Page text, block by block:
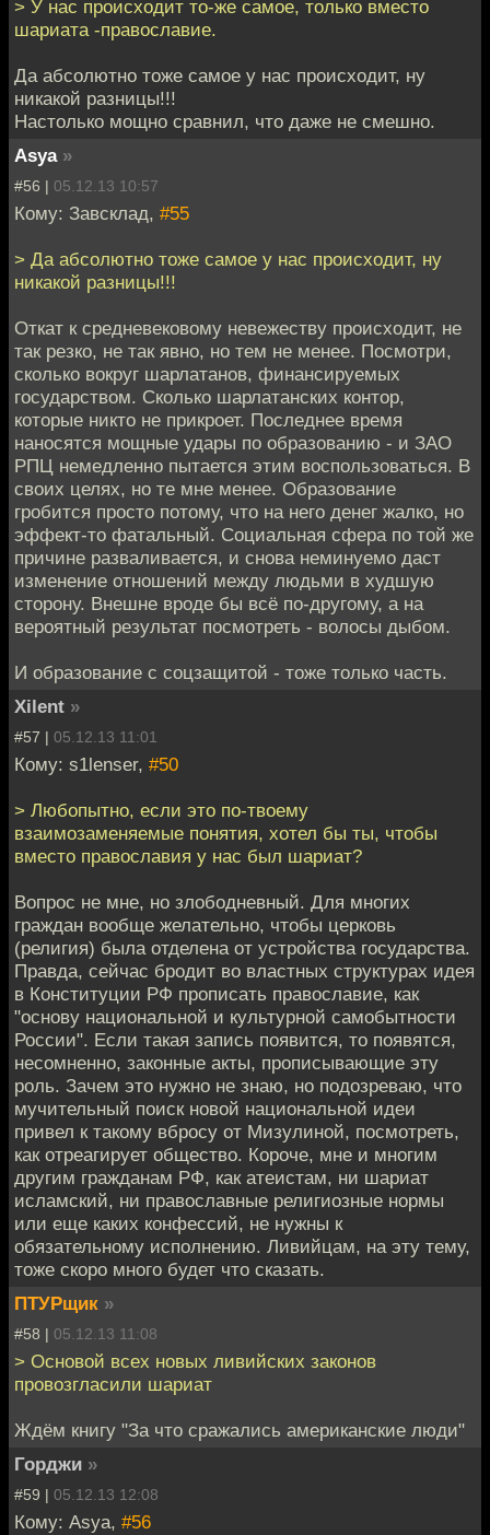
> У нас происходит то-же самое, только вместо
шариата -православие.
Да абсолютно тоже самое у нас происходит, ну
никакой разницы!!!
Настолько мощно сравнил, что даже не смешно.
Asya »
#56 | 05.12.13 10:57
Кому: Завсклад, #55
> Да абсолютно тоже самое у нас происходит, ну
никакой разницы!!!
Откат к средневековому невежеству происходит, не
так резко, не так явно, но тем не менее. Посмотри,
сколько вокруг шарлатанов, финансируемых
государством. Сколько шарлатанских контор,
которые никто не прикроет. Последнее время
наносятся мощные удары по образованию - и ЗАО
РПЦ немедленно пытается этим воспользоваться. В
своих целях, но те мне менее. Образование
гробится просто потому, что на него денег жалко, но
эффект-то фатальный. Социальная сфера по той же
причине разваливается, и снова неминуемо даст
изменение отношений между людьми в худшую
сторону. Внешне вроде бы всё по-другому, а на
вероятный результат посмотреть - волосы дыбом.
И образование с соцзащитой - тоже только часть.
Xilent »
#57 | 05.12.13 11:01
Кому: s1lenser, #50
> Любопытно, если это по-твоему
взаимозаменяемые понятия, хотел бы ты, чтобы
вместо православия у нас был шариат?
Вопрос не мне, но злободневный. Для многих
граждан вообще желательно, чтобы церковь
(религия) была отделена от устройства государства.
Правда, сейчас бродит во властных структурах идея
в Конституции РФ прописать православие, как
"основу национальной и культурной самобытности
России". Если такая запись появится, то появятся,
несомненно, законные акты, прописывающие эту
роль. Зачем это нужно не знаю, но подозреваю, что
мучительный поиск новой национальной идеи
привел к такому вбросу от Мизулиной, посмотреть,
как отреагирует общество. Короче, мне и многим
другим гражданам РФ, как атеистам, ни шариат
исламский, ни православные религиозные нормы
или еще каких конфессий, не нужны к
обязательному исполнению. Ливийцам, на эту тему,
тоже скоро много будет что сказать.
ПТУРщик »
#58 | 05.12.13 11:08
> Основой всех новых ливийских законов
провозгласили шариат
Ждём книгу "За что сражались американские люди"
Горджи »
#59 | 05.12.13 12:08
Кому: Asya, #56